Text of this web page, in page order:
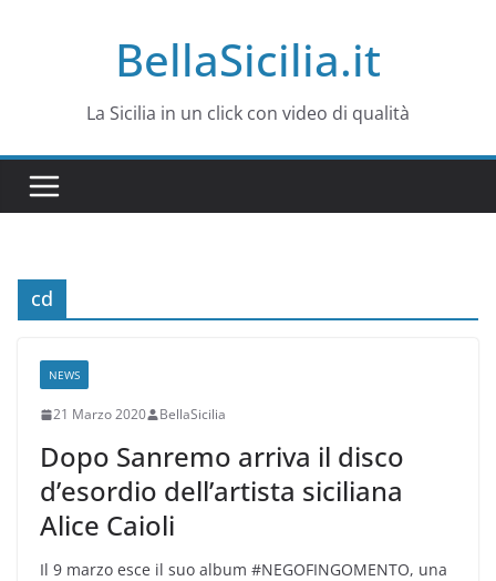
BellaSicilia.it
La Sicilia in un click con video di qualità
cd
NEWS
21 Marzo 2020 BellaSicilia
Dopo Sanremo arriva il disco
d’esordio dell’artista siciliana
Alice Caioli
Il 9 marzo esce il suo album #NEGOFINGOMENTO, una